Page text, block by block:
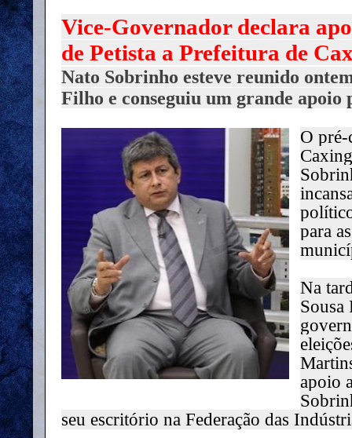
Vice-Governador declara
de Petista a Prefeitura de
Nato Sobrinho esteve reunido
Filho e conseguiu um grande apoio
O pré-
para
Na
apoio
seu escritório na Federação das